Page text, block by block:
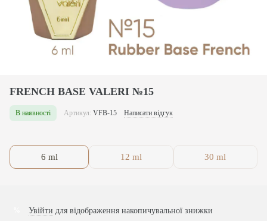
FRENCH BASE VALERI №15
В наявності Артикул: VFB-15 Написати відгук
6 ml 12 ml 30 ml
Увійти для відображення накопичувальної знижки